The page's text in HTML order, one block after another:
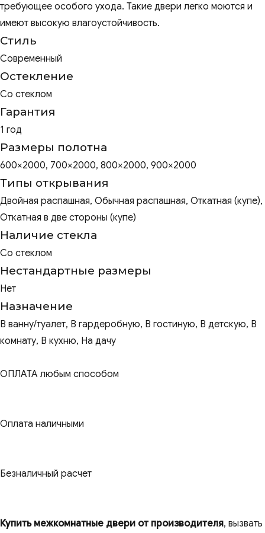
требующее особого ухода. Такие двери легко моются и
имеют высокую влагоустойчивость.
Стиль
Современный
Остекление
Со стеклом
Гарантия
1 год
Размеры полотна
600×2000, 700×2000, 800×2000, 900×2000
Типы открывания
Двойная распашная, Обычная распашная, Откатная (купе),
Откатная в две стороны (купе)
Наличие стекла
Со стеклом
Нестандартные размеры
Нет
Назначение
В ванну/туалет, В гардеробную, В гостиную, В детскую, В
комнату, В кухню, На дачу
ОПЛАТА любым способом
Оплата наличными
Безналичный расчет
Купить межкомнатные двери от производителя, вызвать